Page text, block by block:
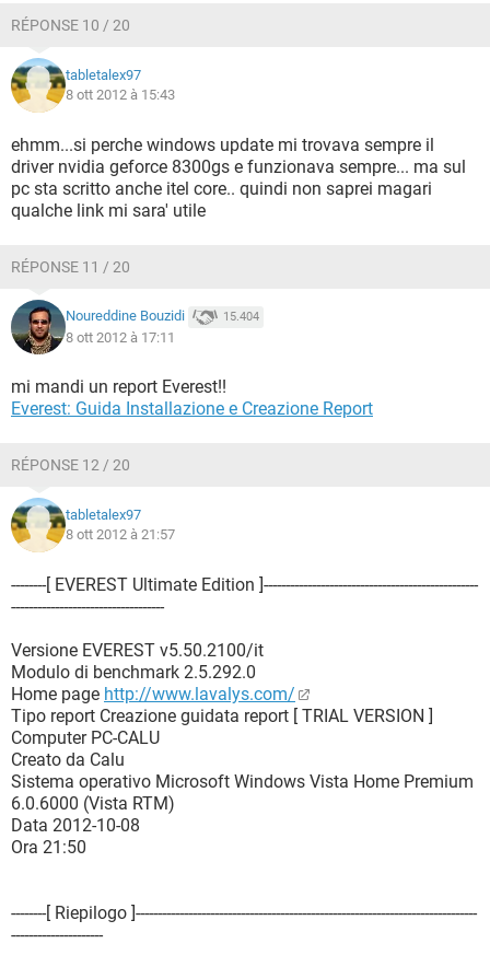
RÉPONSE 10 / 20
tabletalex97
8 ott 2012 à 15:43
ehmm...si perche windows update mi trovava sempre il
driver nvidia geforce 8300gs e funzionava sempre... ma sul
pc sta scritto anche itel core.. quindi non saprei magari
qualche link mi sara' utile
RÉPONSE 11 / 20
Noureddine Bouzidi 15.404
8 ott 2012 à 17:11
mi mandi un report Everest!!
Everest: Guida Installazione e Creazione Report
RÉPONSE 12 / 20
tabletalex97
8 ott 2012 à 21:57
--------[ EVEREST Ultimate Edition ]-------------------------------------------------
-----------------------------------
Versione EVEREST v5.50.2100/it
Modulo di benchmark 2.5.292.0
Home page http://www.lavalys.com/
Tipo report Creazione guidata report [ TRIAL VERSION ]
Computer PC-CALU
Creato da Calu
Sistema operativo Microsoft Windows Vista Home Premium
6.0.6000 (Vista RTM)
Data 2012-10-08
Ora 21:50
--------[ Riepilogo ]------------------------------------------------------------------------------
---------------------